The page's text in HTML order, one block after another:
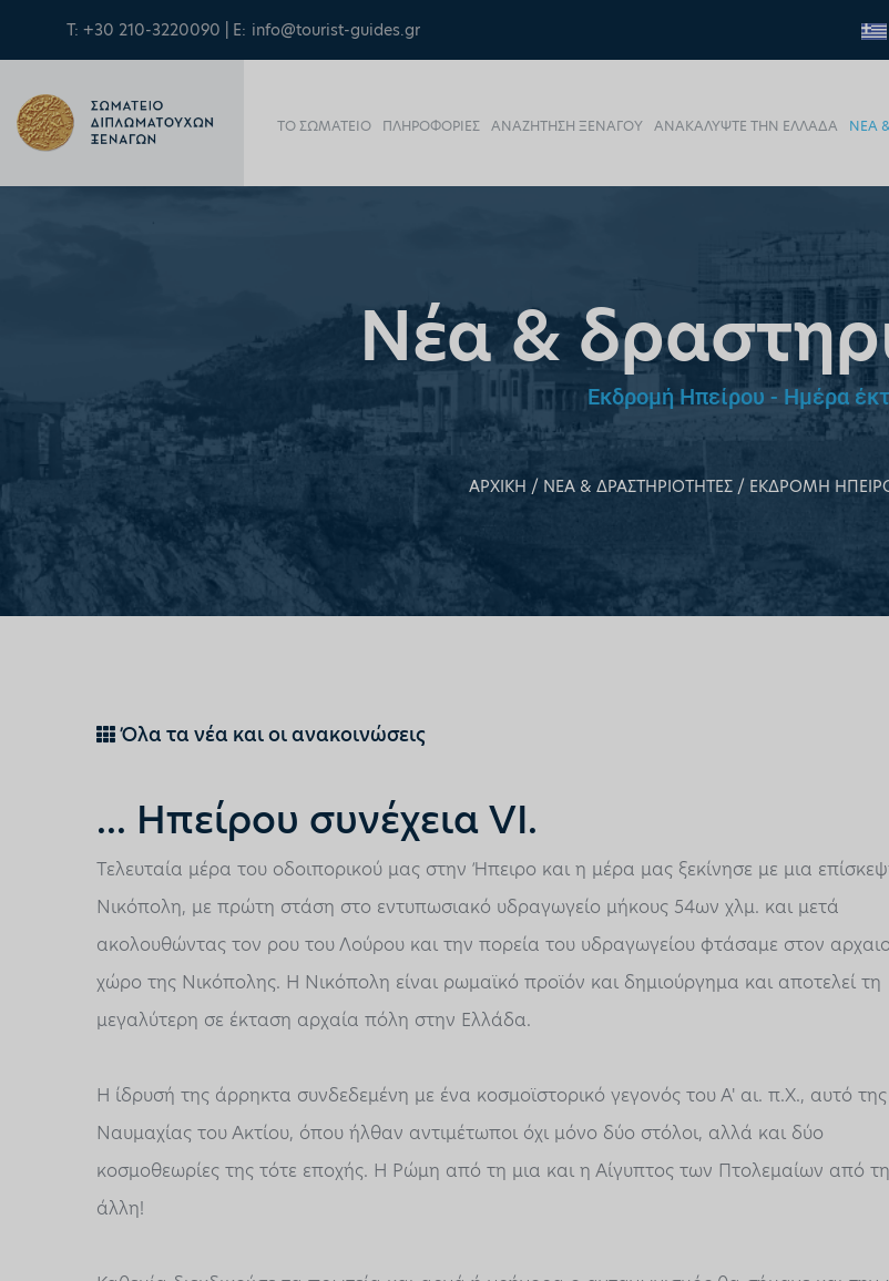
Τ: +30 210-3220090 | E: info@tourist-guides.gr
ΤΟ ΣΩΜΑΤΕΙΟ ΠΛΗΡΟΦΟΡΙΕΣ ΑΝΑΖΗΤΗΣΗ ΞΕΝΑΓΟΥ ΑΝΑΚΑΛΥΨΤΕ ΤΗΝ ΕΛΛΑΔΑ ΝΕΑ
Νέα &
Εκδρομή Ηπείρου - Ημέρα
ΑΡΧΙΚΗ ΝΕΑ & ΔΡΑΣΤΗΡΙΟΤΗΤΕΣ ΕΚΔΡΟΜΗ
Όλα τα νέα και οι ανακοινώσεις
... Ηπείρου συνέχεια VI.
Τελευταία μέρα του οδοιπορικού μας στην Ήπειρο και η μέρα μας ξεκίνησε με μια
Νικόπολη, με πρώτη στάση στο εντυπωσιακό υδραγωγείο μήκους 54ων χλμ. και μετά
ακολουθώντας τον ρου του Λούρου και την πορεία του υδραγωγείου φτάσαμε στον
χώρο της Νικόπολης. Η Νικόπολη είναι ρωμαϊκό προϊόν και δημιούργημα και αποτελεί τη
μεγαλύτερη σε έκταση αρχαία πόλη στην Ελλάδα.
Η ίδρυσή της άρρηκτα συνδεδεμένη με ένα κοσμοϊστορικό γεγονός του Α' αι. π.Χ., αυτό της
Ναυμαχίας του Ακτίου, όπου ήλθαν αντιμέτωποι όχι μόνο δύο στόλοι, αλλά και δύο
κοσμοθεωρίες της τότε εποχής. Η Ρώμη από τη μια και η Αίγυπτος των Πτολεμαίων από
άλλη!